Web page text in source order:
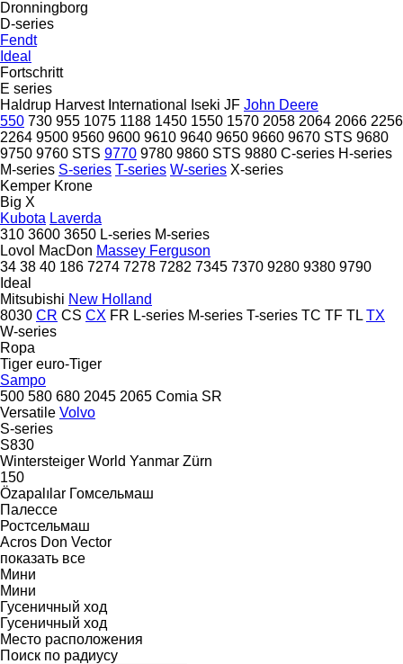
Dronningborg
D-series
Fendt
Ideal
Fortschritt
E series
Haldrup Harvest International Iseki JF John Deere
550 730 955 1075 1188 1450 1550 1570 2058 2064 2066 2256
2264 9500 9560 9600 9610 9640 9650 9660 9670 STS 9680
9750 9760 STS 9770 9780 9860 STS 9880 C-series H-series
M-series S-series T-series W-series X-series
Kemper Krone
Big X
Kubota Laverda
310 3600 3650 L-series M-series
Lovol MacDon Massey Ferguson
34 38 40 186 7274 7278 7282 7345 7370 9280 9380 9790
Ideal
Mitsubishi New Holland
8030 CR CS CX FR L-series M-series T-series TC TF TL TX
W-series
Ropa
Tiger euro-Tiger
Sampo
500 580 680 2045 2065 Comia SR
Versatile Volvo
S-series
S830
Wintersteiger World Yanmar Zürn
150
Özapalılar Гомсельмаш
Палессе
Ростсельмаш
Acros Don Vector
показать все
Мини
Мини
Гусеничный ход
Гусеничный ход
Место расположения
Поиск по радиусу